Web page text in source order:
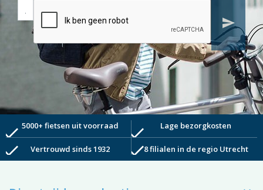
send
check5000+ fietsen uit voorraad check Lage bezorgkosten
check Vertrouwd sinds 1932 check8 filialen in de regio Utrecht